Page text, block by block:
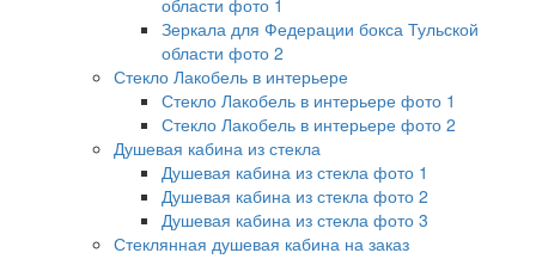
области фото 1
Зеркала для Федерации бокса Тульской
области фото 2
Стекло Лакобель в интерьере
Стекло Лакобель в интерьере фото 1
Стекло Лакобель в интерьере фото 2
Душевая кабина из стекла
Душевая кабина из стекла фото 1
Душевая кабина из стекла фото 2
Душевая кабина из стекла фото 3
Стеклянная душевая кабина на заказ